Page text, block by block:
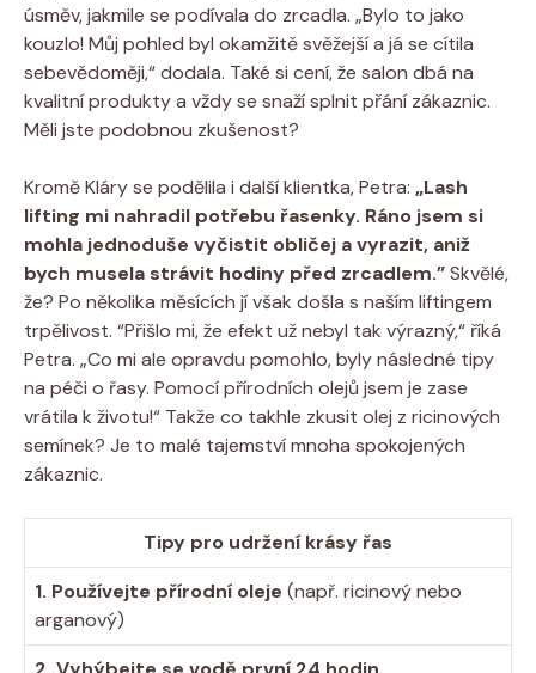
úsměv, jakmile se podívala do zrcadla. „Bylo to jako
kouzlo! Můj pohled byl okamžitě svěžejší a já se cítila
sebevědoměji,“ dodala. Také si cení, že salon dbá na
kvalitní produkty a vždy se snaží splnit přání zákaznic.
Měli jste podobnou zkušenost?
Kromě Kláry se podělila i další klientka, Petra: „Lash
lifting mi nahradil potřebu řasenky. Ráno jsem si
mohla jednoduše vyčistit obličej a vyrazit, aniž
bych musela strávit hodiny před zrcadlem.”Skvělé,
že? Po několika měsících jí však došla s naším liftingem
trpělivost. “Přišlo mi, že efekt už nebyl tak výrazný,“ říká
Petra. „Co mi ale opravdu pomohlo, byly následné tipy
na péči o řasy. Pomocí přírodních olejů jsem je zase
vrátila k životu!“ Takže co takhle zkusit olej z ricinových
semínek? Je to malé tajemství mnoha spokojených
zákaznic.
Tipy pro udržení krásy řas
1. Používejte přírodní oleje (např. ricinový nebo
arganový)